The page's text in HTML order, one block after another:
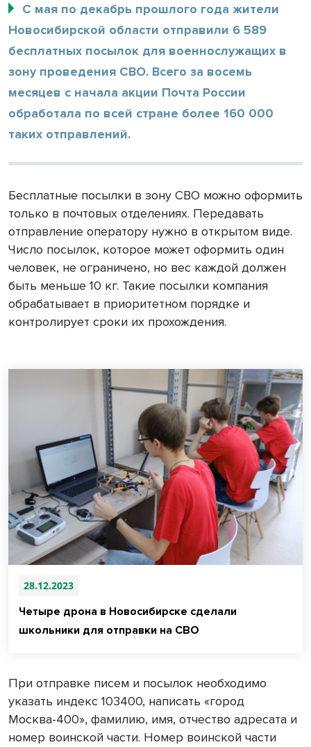
С мая по декабрь прошлого года жители
Новосибирской области отправили 6 589
бесплатных посылок для военнослужащих в
зону проведения СВО. Всего за восемь
месяцев с начала акции Почта России
обработала по всей стране более 160 000
таких отправлений.
Бесплатные посылки в зону СВО можно оформить
только в почтовых отделениях. Передавать
отправление оператору нужно в открытом виде.
Число посылок, которое может оформить один
человек, не ограничено, но вес каждой должен
быть меньше 10 кг. Такие посылки компания
обрабатывает в приоритетном порядке и
контролирует сроки их прохождения.
28.12.2023
Четыре дрона в Новосибирске сделали
школьники для отправки на СВО
При отправке писем и посылок необходимо
указать индекс 103400, написать «город
Москва-400», фамилию, имя, отчество адресата и
номер воинской части. Номер воинской части